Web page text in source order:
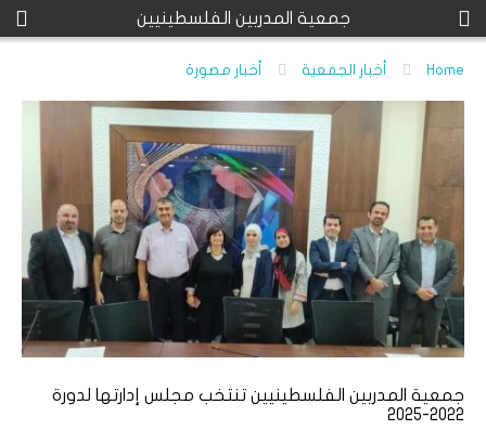
جمعية المدربين الفلسطينيين
Home أخبار الجمعية أخبار مصورة
جمعية المدربين الفلسطينيين تنتخب مجلس إدارتها لدورة
2022-2025